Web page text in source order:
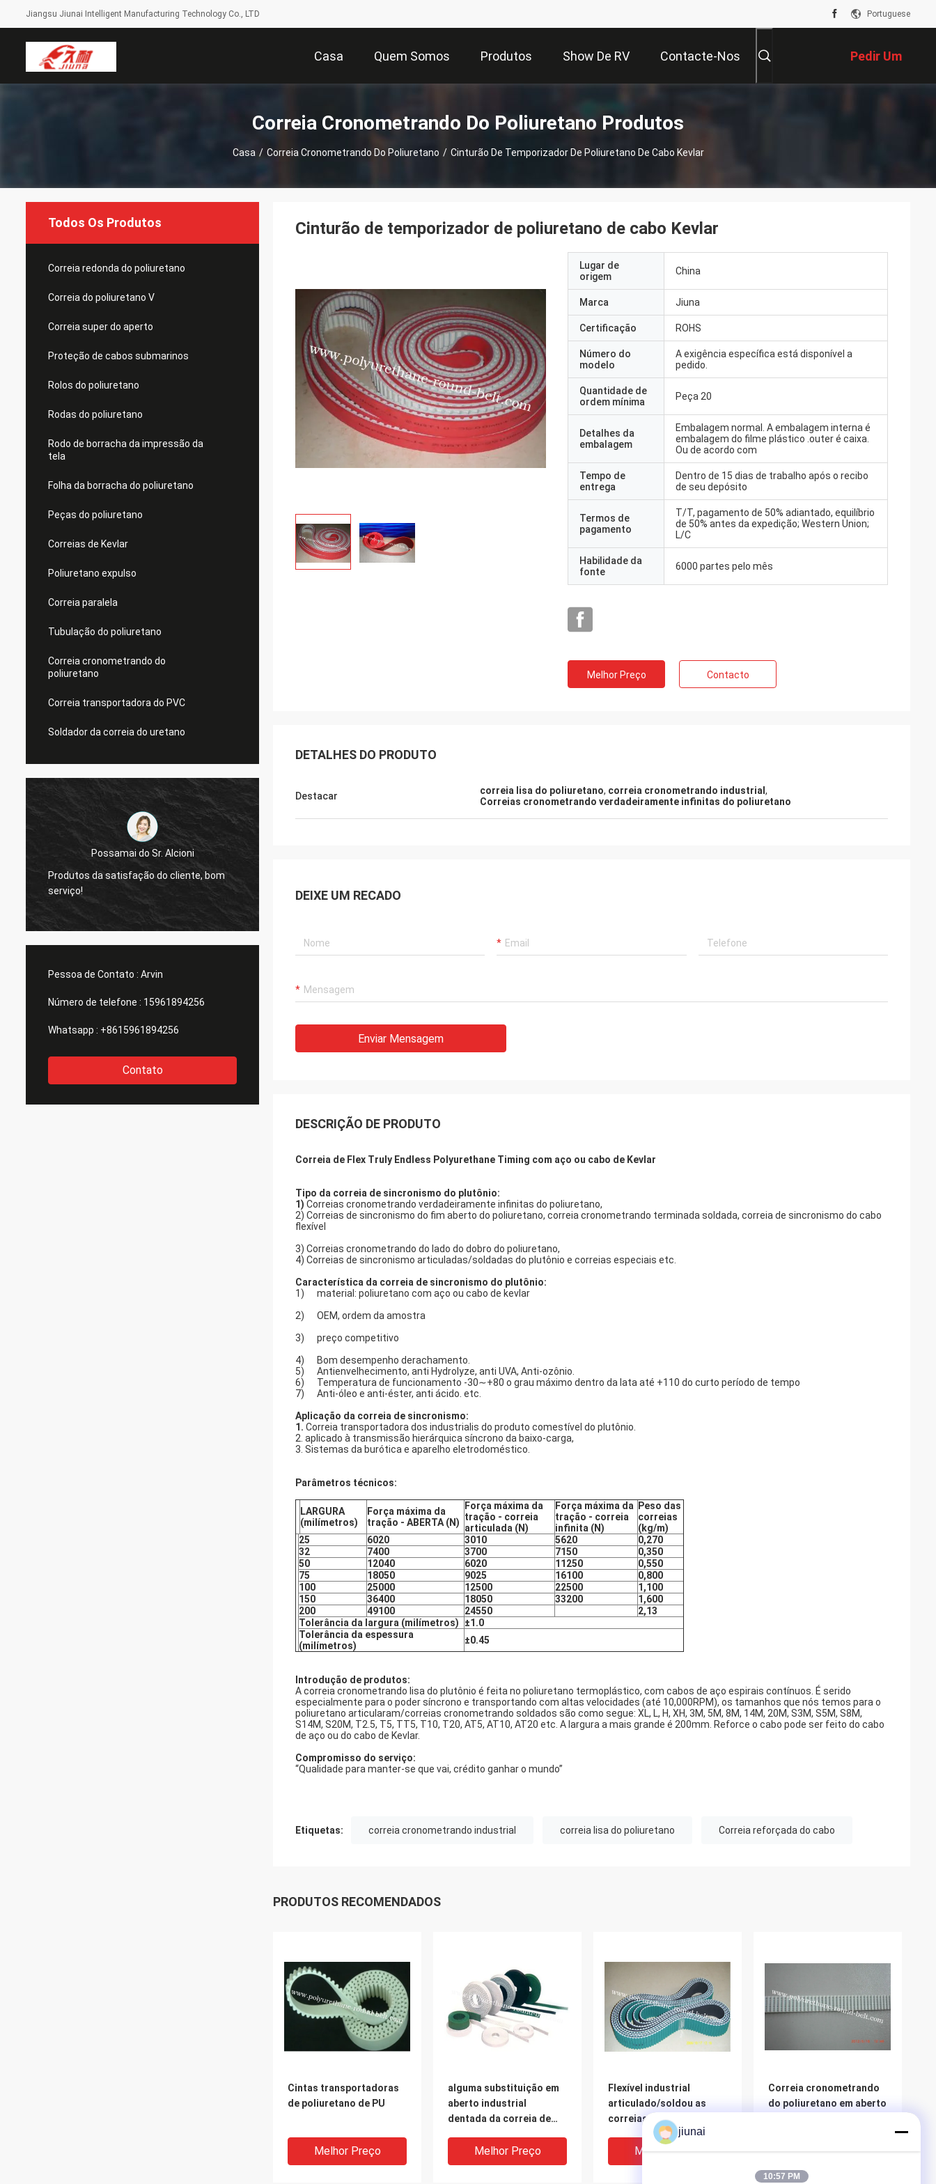
Jiangsu Jiunai Intelligent Manufacturing Technology Co., LTD Portuguese
Casa Quem Somos Produtos Show De RV Contacte-Nos Pedir Um
Orçamento
Correia Cronometrando Do Poliuretano Produtos
Casa / Correia Cronometrando Do Poliuretano / Cinturão De Temporizador De Poliuretano De Cabo Kevlar
Todos Os Produtos
Correia redonda do poliuretano
Correia do poliuretano V
Correia super do aperto
Proteção de cabos submarinos
Rolos do poliuretano
Rodas do poliuretano
Rodo de borracha da impressão da
tela
Folha da borracha do poliuretano
Peças do poliuretano
Correias de Kevlar
Poliuretano expulso
Correia paralela
Tubulação do poliuretano
Correia cronometrando do
poliuretano
Correia transportadora do PVC
Soldador da correia do uretano
Possamai do Sr. Alcioni
Produtos da satisfação do cliente, bom
serviço!
qualidade das correias que você produziu.
Pessoa de Contato : Arvin
Número de telefone : 15961894256
Whatsapp : +8615961894256
Contato
Cinturão de temporizador de poliuretano de cabo Kevlar
Lugar de
origem
China
Marca Jiuna
Certificação ROHS
Número do
modelo
A exigência específica está disponível a
pedido.
Quantidade de
ordem mínima
Peça 20
Detalhes da
embalagem
Embalagem normal. A embalagem interna é
embalagem do filme plástico .outer é caixa.
Ou de acordo com
Tempo de
entrega
Dentro de 15 dias de trabalho após o recibo
de seu depósito
Termos de
pagamento
T/T, pagamento de 50% adiantado, equilíbrio
de 50% antes da expedição; Western Union;
L/C
Habilidade da
fonte
6000 partes pelo mês
Melhor Preço Contacto
DETALHES DO PRODUTO
Destacar correia lisa do poliuretano, correia cronometrando industrial ,
Correias cronometrando verdadeiramente infinitas do poliuretano
DEIXE UM RECADO
Enviar Mensagem
DESCRIÇÃO DE PRODUTO
Correia de Flex Truly Endless Polyurethane Timing com aço ou cabo de Kevlar
Tipo da correia de sincronismo do plutônio:
1) Correias cronometrando verdadeiramente infinitas do poliuretano,
2) Correias de sincronismo do fim aberto do poliuretano, correia cronometrando terminada soldada, correia de sincronismo do cabo
flexível
3) Correias cronometrando do lado do dobro do poliuretano,
4) Correias de sincronismo articuladas/soldadas do plutônio e correias especiais etc.
Característica da correia de sincronismo do plutônio:
1) material: poliuretano com aço ou cabo de kevlar
2) OEM, ordem da amostra
3) preço competitivo
4) Bom desempenho derachamento.
5) Antienvelhecimento, anti Hydrolyze, anti UVA, Anti-ozônio.
6) Temperatura de funcionamento -30∼+80 o grau máximo dentro da lata até +110 do curto período de tempo
7) Anti-óleo e anti-éster, anti ácido. etc.
Aplicação da correia de sincronismo:
1. Correia transportadora dos industrialis do produto comestível do plutônio.
2. aplicado à transmissão hierárquica síncrono da baixo-carga,
3. Sistemas da burótica e aparelho eletrodoméstico.
Parâmetros técnicos:
LARGURA
(milímetros)
Força máxima da
tração - ABERTA (N)
Força máxima da
tração - correia
articulada (N)
Força máxima da
tração - correia
infinita (N)
Peso das
correias
(kg/m)
25
6020 3010 5620
0,270
32
7400 3700 7150
0,350
50
12040 6020 11250
0,550
75
18050 9025 16100
0,800
100
25000 12500 22500
1,100
150
36400 18050 33200
1,600
200
49100 24550
2,13
Tolerância da largura (milímetros)
±1.0
Tolerância da espessura
(milímetros)
±0.45
Introdução de produtos:
A correia cronometrando lisa do plutônio é feita no poliuretano termoplástico, com cabos de aço espirais contínuos. É serido
especialmente para o poder síncrono e transportando com altas velocidades (até 10,000RPM), os tamanhos que nós temos para o
poliuretano articularam/correias cronometrando soldados são como segue: XL, L, H, XH, 3M, 5M, 8M, 14M, 20M, S3M, S5M, S8M,
S14M, S20M, T2.5, T5, TT5, T10, T20, AT5, AT10, AT20 etc. A largura a mais grande é 200mm. Reforce o cabo pode ser feito do cabo
de aço ou do cabo de Kevlar.
Compromisso do serviço:
“Qualidade para manter-se que vai, crédito ganhar o mundo”
Etiquetas: correia cronometrando industrial correia lisa do poliuretano Correia reforçada do cabo
PRODUTOS RECOMENDADOS
Cintas transportadoras
de poliuretano de PU
Melhor Preço
alguma substituição em
aberto industrial
dentada da correia de
da correia
cronometrando de
Melhor Preço
Flexível industrial
articulado/soldou as
correias
transportadoras do
sincronismo do
poliuretano do
Melhor Preço
Correia cronometrando
do poliuretano em aberto
reforçadoMelhor Preço
jiunai
10:57 PM